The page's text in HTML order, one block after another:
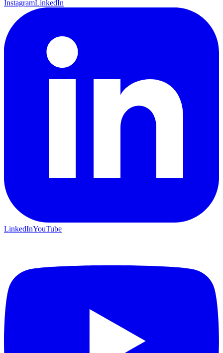
InstagramLinkedIn
LinkedInYouTube